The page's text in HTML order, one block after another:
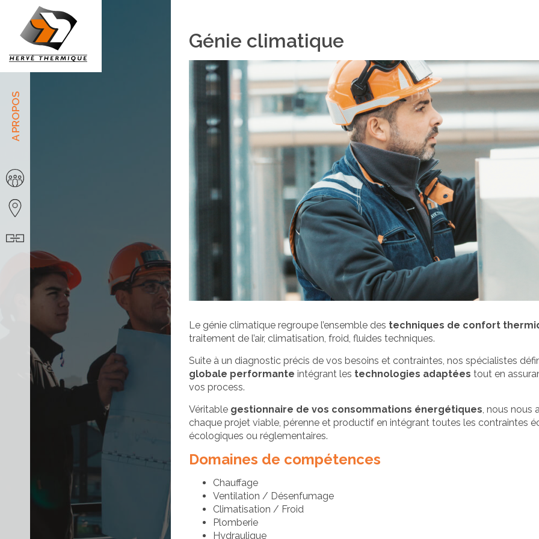
Afficher/cacher le menu
A PROPOS
Métiers
GÉNIE
CLIMATIQUE
GÉNIE
Génie climatique
Le génie climatique regroupe l’ensemble des techniques de confort
traitement de l’air, climatisation, froid, fluides techniques.
Suite à un diagnostic précis de vos besoins et contraintes, nos spécialistes
globale performante intégrant les technologies adaptées tout en
vos process.
Véritable gestionnaire de vos consommations énergétiques, nous nous
chaque projet viable, pérenne et productif en intégrant toutes les contraintes
écologiques ou réglementaires.
Domaines de compétences
Chauffage
Ventilation / Désenfumage
Climatisation / Froid
Plomberie
Hydraulique
Panneau de gestion des cookies